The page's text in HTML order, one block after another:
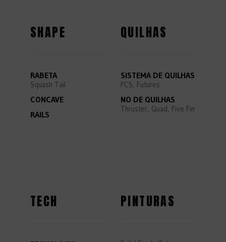
SHAPE
RABETA
Squash Tail
CONCAVE
RAILS
QUILHAS
SISTEMA DE QUILHAS
FCS, Futures
NO DE QUILHAS
Thruster, Quad, Five Fin
TECH PINTURAS